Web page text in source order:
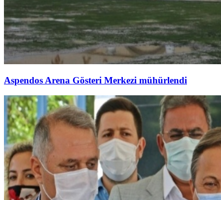
Aspendos Arena Gösteri Merkezi mühürlendi